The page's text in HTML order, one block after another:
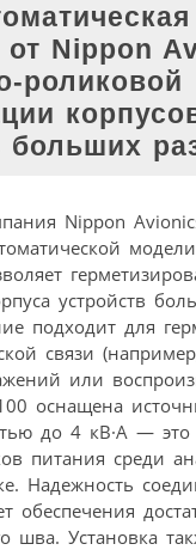
от Nippon
роликовой
больших
Nippon
устройств
подходит для
связи
или
оснащена
до 4 кВ·А —
питания среди
Надежность
обеспечения
шва. Установка